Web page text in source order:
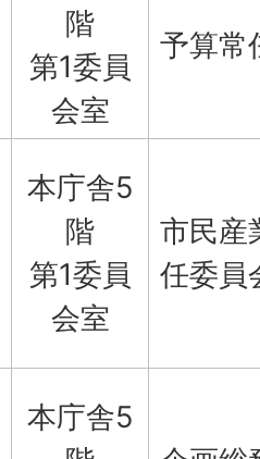
階
第1委員
会室
予算常
本庁舎5
階
第1委員
会室
市民産
任委員
本庁舎5